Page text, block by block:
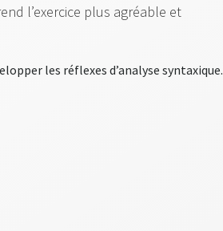
l’exercice plus agréable et
les réflexes d’analyse syntaxique.